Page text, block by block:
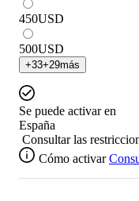
450USD
500USD
+33+29más
Se puede activar en
España
Consultar las
Cómo activar